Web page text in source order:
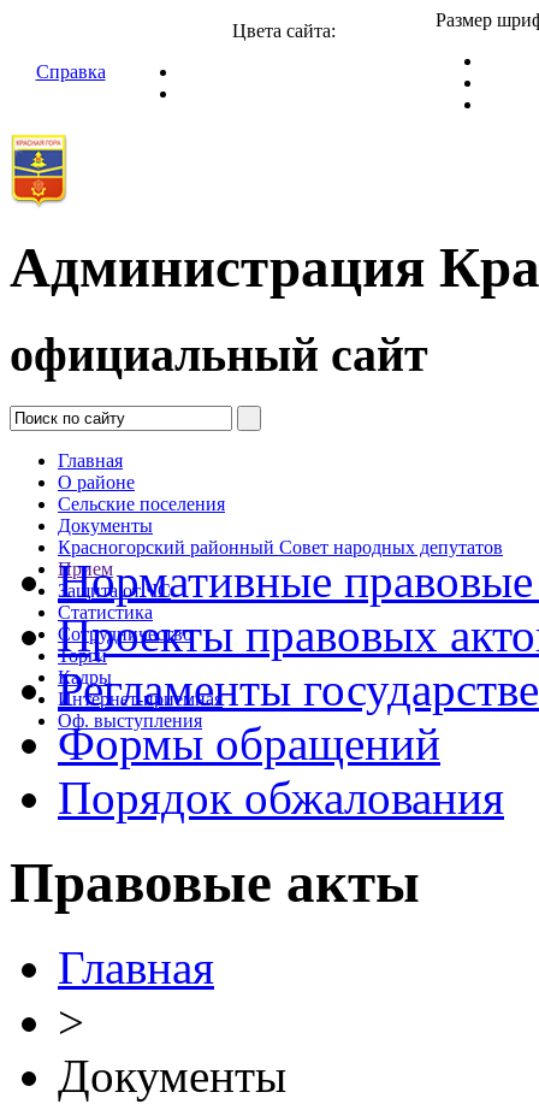
Справка
Цвета сайта:
Размер
Администрация
официальный сайт
Главная
О районе
Сельские поселения
Документы
Красногорский районный Совет народных депутатов
Прием
Защита от ЧС
Статистика
Сотрудничество
Торги
Кадры
Интернет-приемная
Оф. выступления
Нормативные
Проекты правовых
Регламенты
Формы обращений
Порядок обжалования
Правовые акты
Главная
>
Документы